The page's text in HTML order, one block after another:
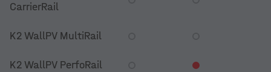
CarrierRail
K2 WallPV MultiRail
K2 WallPV PerfoRail